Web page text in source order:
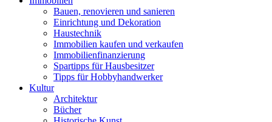
Bauen, renovieren und sanieren
Einrichtung und Dekoration
Haustechnik
Immobilien kaufen und verkaufen
Immobilienfinanzierung
Spartipps für Hausbesitzer
Tipps für Hobbyhandwerker
Kultur
Architektur
Bücher